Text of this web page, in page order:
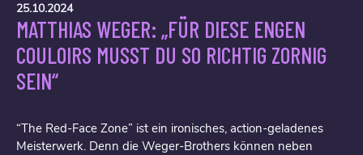
25.10.2024
MATTHIAS WEGER: „FÜR DIESE ENGEN
COULOIRS MUSST DU SO RICHTIG ZORNIG
SEIN“
“The Red-Face Zone” ist ein ironisches, action-geladenes
Meisterwerk. Denn die Weger-Brothers können neben